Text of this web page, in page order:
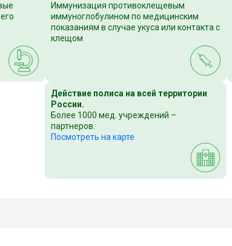
Иммунизация противоклещевым
иммуноглобулином по медицинским
показаниям в случае укуса или контакта с
клещом
Действие полиса на всей территории
России.
Более 1000 мед. учреждений –
партнеров.
Посмотреть на карте